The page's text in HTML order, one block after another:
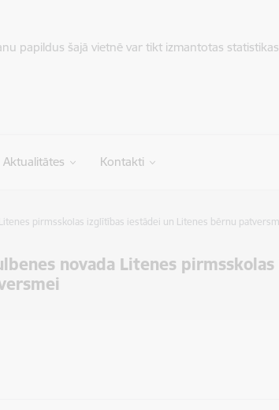
papildus šajā vietnē var tikt izmantotas
Aktualitātes Kontakti
pirmsskolas izglītības iestādei un Litenes bērnu
novada Litenes